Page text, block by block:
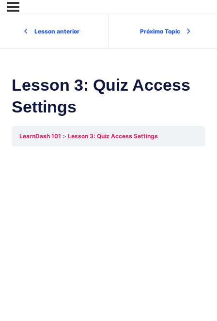
Lesson anterior Próximo Topic
Lesson 3: Quiz Access
Settings
LearnDash 101 Lesson 3: Quiz Access Settings